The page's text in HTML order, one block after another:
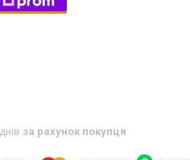
за рахунок покупця